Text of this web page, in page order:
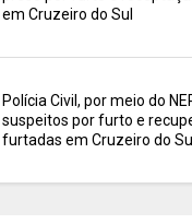
em Cruzeiro do Sul
Polícia Civil, por meio do
suspeitos por furto e
furtadas em Cruzeiro do